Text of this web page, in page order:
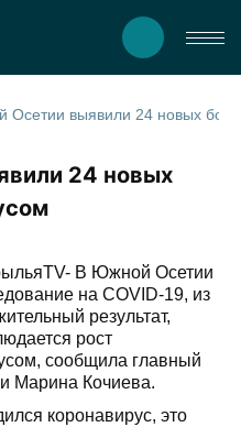
24 новых
В Южной Осетии
на COVID-19, из
результат,
рост
сообщила главный
Марина Кочиева.
коронавирус, это